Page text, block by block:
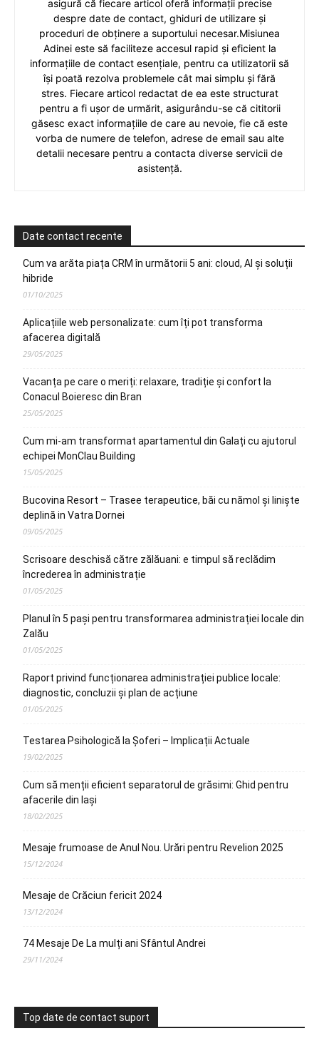
asigură că fiecare articol oferă informații precise
despre date de contact, ghiduri de utilizare și
proceduri de obținere a suportului necesar.Misiunea
Adinei este să faciliteze accesul rapid și eficient la
informațiile de contact esențiale, pentru ca utilizatorii să
își poată rezolva problemele cât mai simplu și fără
stres. Fiecare articol redactat de ea este structurat
pentru a fi ușor de urmărit, asigurându-se că cititorii
găsesc exact informațiile de care au nevoie, fie că este
vorba de numere de telefon, adrese de email sau alte
detalii necesare pentru a contacta diverse servicii de
asistență.
Date contact recente
Cum va arăta piața CRM în următorii 5 ani: cloud, AI și soluții
hibride
01/10/2025
Aplicațiile web personalizate: cum îți pot transforma
afacerea digitală
29/05/2025
Vacanța pe care o meriți: relaxare, tradiție și confort la
Conacul Boieresc din Bran
25/05/2025
Cum mi-am transformat apartamentul din Galați cu ajutorul
echipei MonClau Building
15/05/2025
Bucovina Resort – Trasee terapeutice, băi cu nămol și liniște
deplină in Vatra Dornei
09/05/2025
Scrisoare deschisă către zălăuani: e timpul să reclădim
încrederea în administrație
01/05/2025
Planul în 5 pași pentru transformarea administrației locale din
Zalău
01/05/2025
Raport privind funcționarea administrației publice locale:
diagnostic, concluzii și plan de acțiune
01/05/2025
Testarea Psihologică la Șoferi – Implicații Actuale
19/02/2025
Cum să menții eficient separatorul de grăsimi: Ghid pentru
afacerile din Iași
18/02/2025
Mesaje frumoase de Anul Nou. Urări pentru Revelion 2025
15/12/2024
Mesaje de Crăciun fericit 2024
13/12/2024
74 Mesaje De La mulți ani Sfântul Andrei
29/11/2024
Top date de contact suport